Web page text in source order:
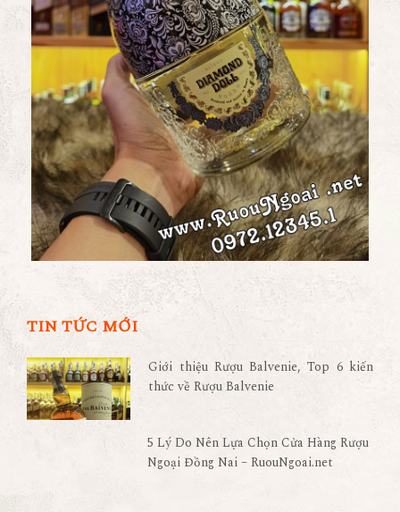
TIN TỨC MỚI
Giới thiệu Rượu Balvenie, Top 6 kiến
thức về Rượu Balvenie
5 Lý Do Nên Lựa Chọn Cửa Hàng Rượu
Ngoại Đồng Nai – RuouNgoai.net